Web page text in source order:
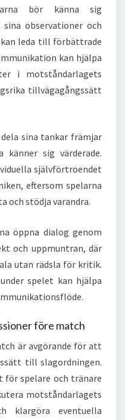
bör känna sig
observationer och
leda till förbättrade
kan hjälpa
i motståndarlagets
tillvägagångssätt
sina tankar främjar
sig värderade.
självförtroendet
eftersom spelarna
och stödja varandra.
öppna dialog genom
och uppmuntran, där
utan rädsla för kritik.
spelet kan hjälpa
före match
är avgörande för att
till slagordningen.
för spelare och tränare
motståndarlagets
klargöra eventuella